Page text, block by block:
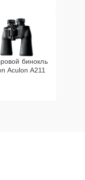
бинокль
Aculon A211